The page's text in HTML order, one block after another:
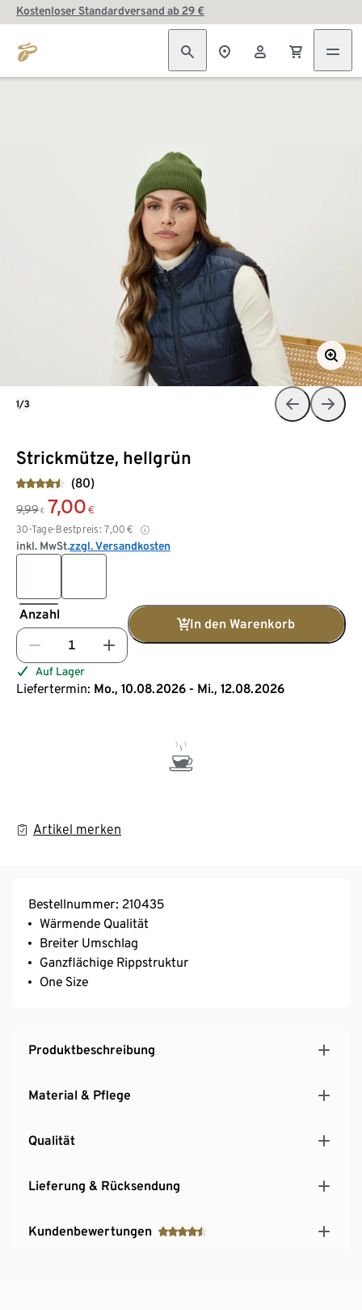
Kostenloser Standardversand ab 29 €
Strickmütze, hellgrün
(80)
9,99 € 7,00 €
30-Tage-Bestpreis: 7,00 €
inkl. MwSt.zzgl. Versandkosten
Anzahl
In den Warenkorb
Auf Lager
Liefertermin: Mo., 10.08.2026 - Mi., 12.08.2026
Artikel merken
1/3
Bestellnummer: 210435
Wärmende Qualität
Breiter Umschlag
Ganzflächige Rippstruktur
One Size
Produktbeschreibung
Material & Pflege
Qualität
Lieferung & Rücksendung
Kundenbewertungen